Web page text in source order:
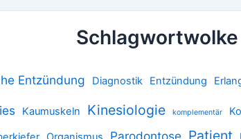
Schlagwortwolke
Entzündung Diagnostik Entzündung
Kaumuskeln Kinesiologie komplementär
Parodontose Patient